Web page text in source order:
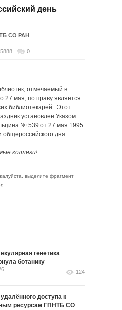
день
СО РАН
5888 0
отмечаемый в
27 мая, по праву является
библиотекарей . Этот
установлен Указом
№ 539 от 27 мая 1995
общероссийского дня
коллеги!
выделите фрагмент
.
генетика
ботанику
124
доступа к
ресурсам ГПНТБ СО